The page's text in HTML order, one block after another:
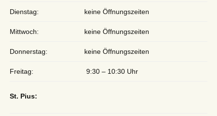
Dienstag: keine Öffnungszeiten
Mittwoch: keine Öffnungszeiten
Donnerstag: keine Öffnungszeiten
Freitag: 9:30 – 10:30 Uhr
St. Pius: